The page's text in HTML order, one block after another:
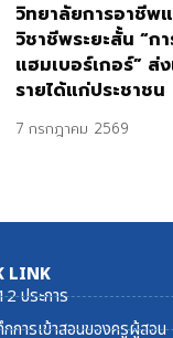
วิทยาลัยการอาชีพ
วิชาชีพระยะสั้น “ก
แฮมเบอร์เกอร์” ส่
รายได้แก่ประชาชน
7 กรกฎาคม 2569
LINK
ประการ
การเข้าสอนของครูผู้สอน